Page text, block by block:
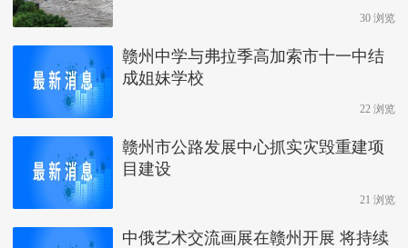
30 浏览
赣州中学与弗拉季高加索市十一中结
成姐妹学校
22 浏览
赣州市公路发展中心抓实灾毁重建项
目建设
21 浏览
中俄艺术交流画展在赣州开展 将持续